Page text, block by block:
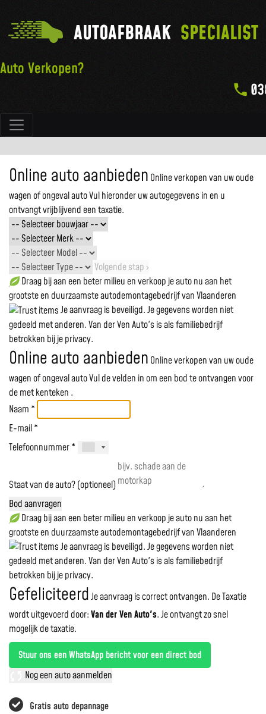
Hoofdnavigatie
AUTOAFBRAAK SPECIALIST
Auto Verkopen?
Gratis auto depannage
Online auto aanbieden Online verkopen van uw oude
wagen of ongeval autoVul hieronder uw autogegevens in en u
ontvangt vrijblijvend een taxatie.
Volgende stap ›
Draag bij aan een beter milieu en verkoop je auto nu aan het
grootste en duurzaamste autodemontagebedrijf van Vlaanderen
Je aanvraag is beveiligd. Je gegevens worden niet
gedeeld met anderen. Van der Ven Auto's is als familiebedrijf
betrokken bij je privacy.
Online auto aanbieden Online verkopen van uw oude
wagen of ongeval autoVul de velden in om een bod te ontvangen voor
demet kenteken .
Naam *
E-mail *
Telefoonnummer *
Staat van de auto? (optioneel)
Bod aanvragen
Draag bij aan een beter milieu en verkoop je auto nu aan het
grootste en duurzaamste autodemontagebedrijf van Vlaanderen
Je aanvraag is beveiligd. Je gegevens worden niet
gedeeld met anderen. Van der Ven Auto's is als familiebedrijf
betrokken bij je privacy.
GefeliciteerdJe aanvraag is correct ontvangen. De Taxatie
wordt uitgevoerd door:Van der Ven Auto's.Je ontvangt zo snel
mogelijk de taxatie.
Stuur ons een WhatsApp bericht voor een direct bod
Nog een auto aanmelden